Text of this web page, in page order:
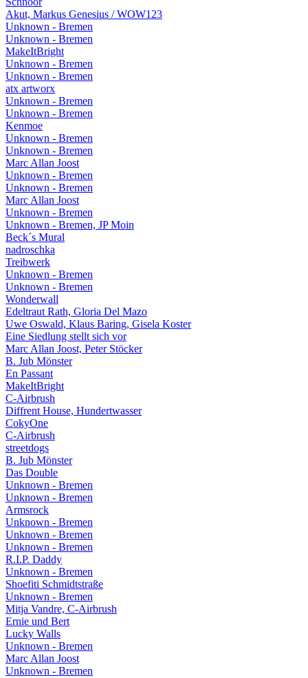
Akut, Markus Genesius / WOW123
Unknown - Bremen
Unknown - Bremen
MakeItBright
Unknown - Bremen
Unknown - Bremen
atx artworx
Unknown - Bremen
Unknown - Bremen
Kenmoe
Unknown - Bremen
Unknown - Bremen
Marc Allan Joost
Unknown - Bremen
Unknown - Bremen
Marc Allan Joost
Unknown - Bremen
Unknown - Bremen, JP Moin
Beck´s Mural
nadroschka
Treibwerk
Unknown - Bremen
Unknown - Bremen
Wonderwall
Edeltraut Rath, Gloria Del Mazo
Uwe Oswald, Klaus Baring, Gisela Koster
Eine Siedlung stellt sich vor
Marc Allan Joost, Peter Stöcker
B. Jub Mönster
En Passant
MakeItBright
C-Airbrush
Diffrent House, Hundertwasser
CokyOne
C-Airbrush
streetdogs
B. Jub Mönster
Das Double
Unknown - Bremen
Unknown - Bremen
Armsrock
Unknown - Bremen
Unknown - Bremen
Unknown - Bremen
R.I.P. Daddy
Unknown - Bremen
Shoefiti Schmidtstraße
Unknown - Bremen
Mitja Vandre, C-Airbrush
Ernie und Bert
Lucky Walls
Unknown - Bremen
Marc Allan Joost
Unknown - Bremen